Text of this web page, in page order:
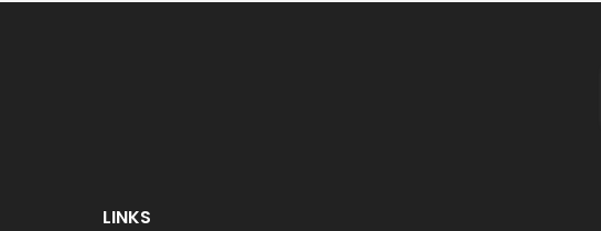
LINKS